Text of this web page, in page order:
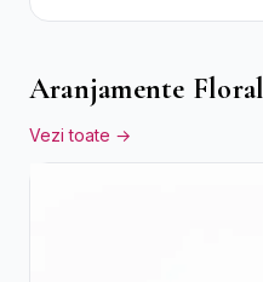
Flori pastel
Aranjamente
Vezi toate →